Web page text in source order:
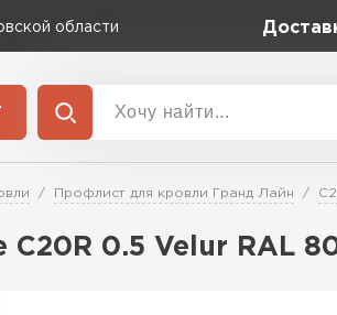
области
Бренд
Гранд Лайн
Профлист для кровли Гранд Лайн
C20R 0.5 Velur RAL